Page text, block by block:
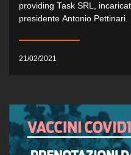
providing Task SRL,
presidente Antonio Pettinari.
21/02/2021